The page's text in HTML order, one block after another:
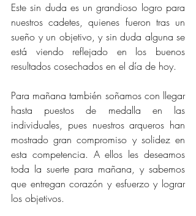
Este sin duda es un grandioso logro para
nuestros cadetes, quienes fueron tras un
sueño y un objetivo, y sin duda alguna se
está viendo reflejado en los buenos
resultados cosechados en el día de hoy.
Para mañana también soñamos con llegar
hasta puestos de medalla en las
individuales, pues nuestros arqueros han
mostrado gran compromiso y solidez en
esta competencia. A ellos les deseamos
toda la suerte para mañana, y sabemos
que entregan corazón y esfuerzo y lograr
los objetivos.